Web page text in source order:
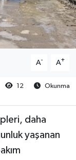
A- A+
12
Okunma
daha
yaşanan